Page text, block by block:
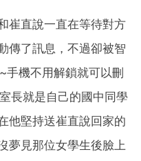
崔直說一直在等待對方
傳了訊息，不過卻被智
手機不用解鎖就可以刪
長就是自己的國中同學
他堅持送崔直說回家的
夢見那位女學生後臉上